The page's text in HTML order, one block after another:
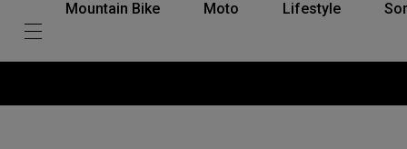
Mountain Bike Moto Lifestyle